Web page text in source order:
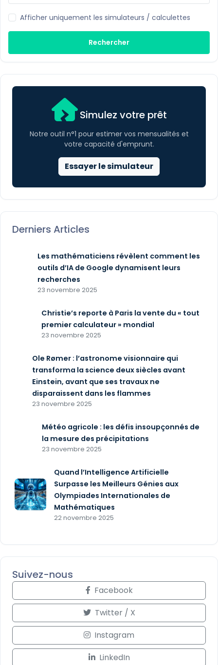
Afficher uniquement les simulateurs / calculettes
Rechercher
Simulez votre prêt
Notre outil n°1 pour estimer vos mensualités et
votre capacité d'emprunt.
Essayer le simulateur
Derniers Articles
Les mathématiciens révèlent comment les
outils d’IA de Google dynamisent leurs
recherches
23 novembre 2025
Christie’s reporte à Paris la vente du « tout
premier calculateur » mondial
23 novembre 2025
Ole Rømer : l’astronome visionnaire qui
transforma la science deux siècles avant
Einstein, avant que ses travaux ne
disparaissent dans les flammes
23 novembre 2025
Météo agricole : les défis insoupçonnés de
la mesure des précipitations
23 novembre 2025
Quand l’Intelligence Artificielle
Surpasse les Meilleurs Génies aux
Olympiades Internationales de
Mathématiques
22 novembre 2025
Suivez-nous
Facebook
Twitter / X
Instagram
LinkedIn